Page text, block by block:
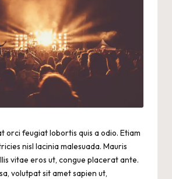
orci feugiat lobortis quis a odio. Etiam
nisl lacinia malesuada. Mauris
vitae eros ut, congue placerat ante.
volutpat sit amet sapien ut,